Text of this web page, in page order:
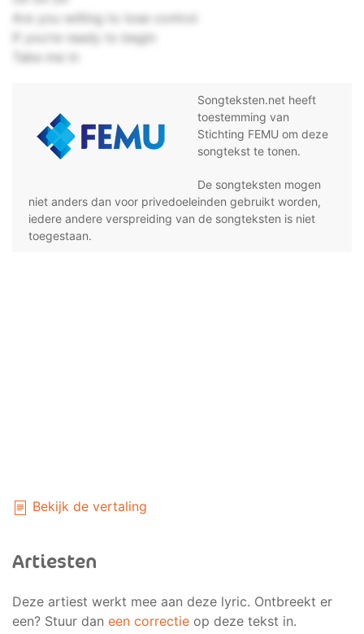
Are you willing to lose control
If you’re ready to begin
Take me in
Songteksten.net heeft
toestemming van
Stichting FEMU om deze
songtekst te tonen.
De songteksten mogen
niet anders dan voor privedoeleinden gebruikt worden,
iedere andere verspreiding van de songteksten is niet
toegestaan.
Bekijk de vertaling
Artiesten
Deze artiest werkt mee aan deze lyric. Ontbreekt er
een? Stuur dan een correctie op deze tekst in.